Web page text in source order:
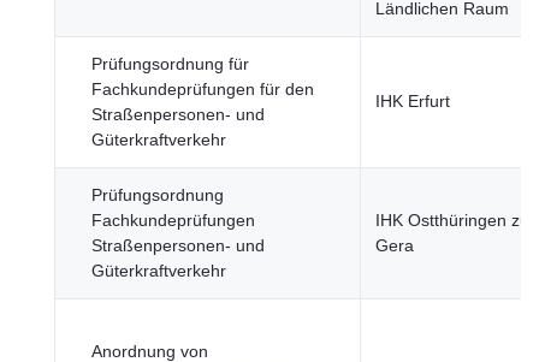
Ländlichen Raum
Prüfungsordnung für
Fachkundeprüfungen für den
Straßenpersonen- und
Güterkraftverkehr
IHK Erfurt
Prüfungsordnung
Fachkundeprüfungen
Straßenpersonen- und
Güterkraftverkehr
IHK Ostthüringen zu
Gera
Anordnung von